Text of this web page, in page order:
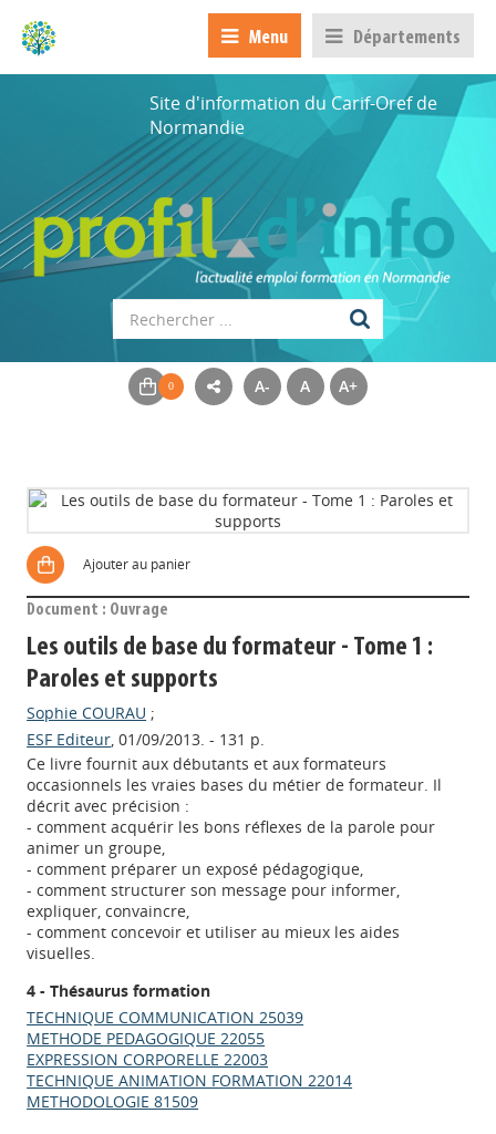
Menu Départements
Site d'information du Carif-Oref de
Normandie
A- A A+
Ajouter au panier
Document : Ouvrage
Les outils de base du formateur - Tome 1 :
Paroles et supports
Sophie COURAU ;
ESF Editeur, 01/09/2013. - 131 p.
Ce livre fournit aux débutants et aux formateurs
occasionnels les vraies bases du métier de formateur. Il
décrit avec précision :
- comment acquérir les bons réflexes de la parole pour
animer un groupe,
- comment préparer un exposé pédagogique,
- comment structurer son message pour informer,
expliquer, convaincre,
- comment concevoir et utiliser au mieux les aides
visuelles.
4 - Thésaurus formation
TECHNIQUE COMMUNICATION 25039
METHODE PEDAGOGIQUE 22055
EXPRESSION CORPORELLE 22003
TECHNIQUE ANIMATION FORMATION 22014
METHODOLOGIE 81509